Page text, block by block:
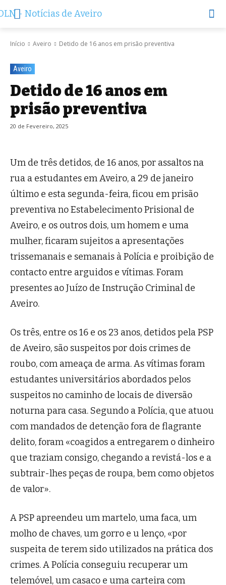
Início Aveiro Detido de 16 anos em prisão preventiva
Aveiro
Detido de 16 anos em
prisão preventiva
20 de Fevereiro, 2025
Um de três detidos, de 16 anos, por assaltos na
rua a estudantes em Aveiro, a 29 de janeiro
último e esta segunda-feira, ficou em prisão
preventiva no Estabelecimento Prisional de
Aveiro, e os outros dois, um homem e uma
mulher, ficaram sujeitos a apresentações
trissemanais e semanais à Polícia e proibição de
contacto entre arguidos e vítimas. Foram
presentes ao Juízo de Instrução Criminal de
Aveiro.
Os três, entre os 16 e os 23 anos, detidos pela PSP
de Aveiro, são suspeitos por dois crimes de
roubo, com ameaça de arma. As vítimas foram
estudantes universitários abordados pelos
suspeitos no caminho de locais de diversão
noturna para casa. Segundo a Polícia, que atuou
com mandados de detenção fora de flagrante
delito, foram «coagidos a entregarem o dinheiro
que traziam consigo, chegando a revistá-los e a
subtrair-lhes peças de roupa, bem como objetos
de valor».
A PSP apreendeu um martelo, uma faca, um
molho de chaves, um gorro e u lenço, «por
suspeita de terem sido utilizados na prática dos
crimes. A Polícia conseguiu recuperar um
telemóvel, um casaco e uma carteira com